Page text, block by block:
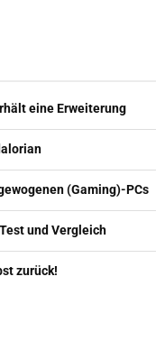
eine Erweiterung
(Gaming)-PCs
und Vergleich
zurück!